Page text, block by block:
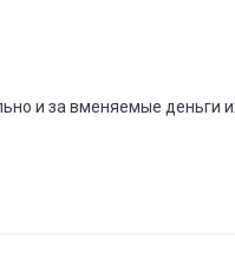
и за вменяемые деньги